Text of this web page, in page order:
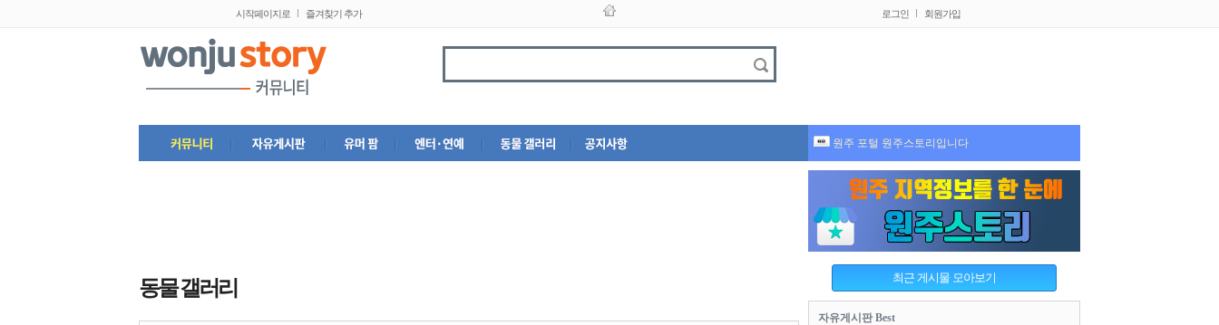
시작페이지로 즐겨찾기 추가 로그인 회원가입
원주 포털 원주스토리입니다
자유게시판 Best
동물 갤러리